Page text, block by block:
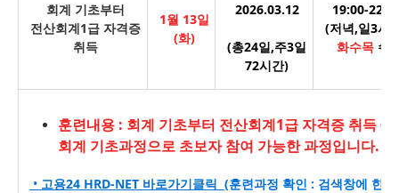
회계 기초부터
전산회계1급 자격증
취득
1월 13일
(화)
2026.03.12
(총24일,주3일
72시간)
19:00-
(저녁,일3시
화수목 수
훈련내용 : 회계 기초부터 전산회계1급 자격증 취득 (
회계 기초과정으로 초보자 참여 가능한 과정입니다.
• 고용24 HRD-NET 바로가기클릭 (훈련과정 확인 : 검색창에 한